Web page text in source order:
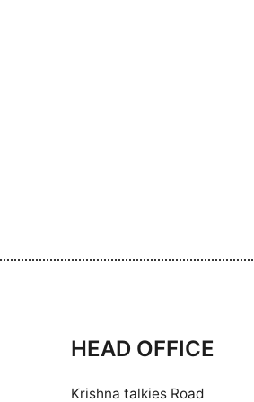
HEAD OFFICE
Krishna talkies Road